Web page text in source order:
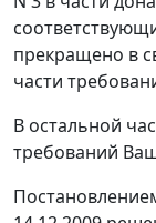
прекращено в
части
В остальной
требований